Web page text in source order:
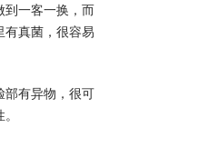
到一客一换，而
有真菌，很容易
部有异物，很可